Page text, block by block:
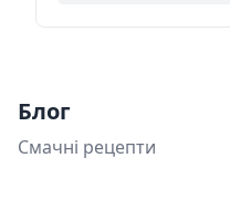
Блог
Смачні рецепти